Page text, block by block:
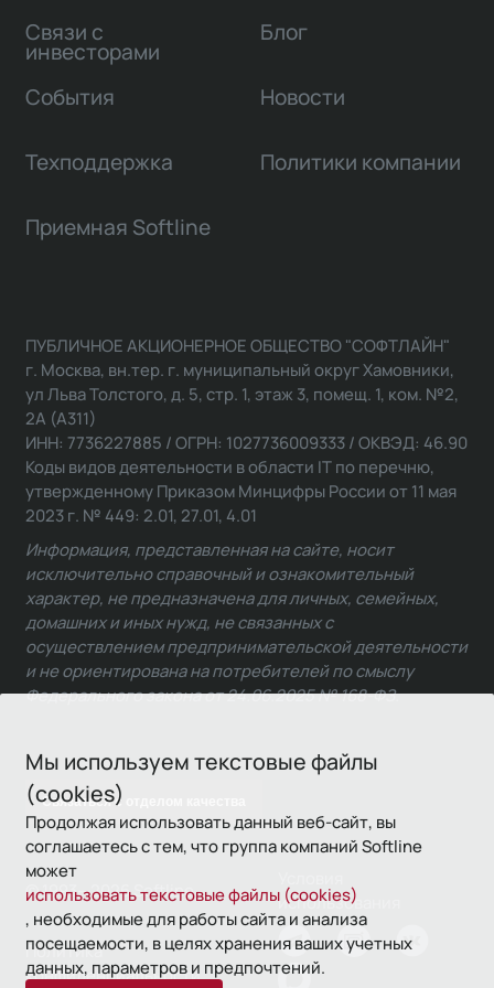
Мы используем текстовые файлы
(cookies)
Продолжая использовать данный веб-сайт, вы
соглашаетесь с тем, что группа компаний Softline
может
использовать текстовые файлы (cookies)
, необходимые для работы сайта и анализа
посещаемости, в целях хранения ваших учетных
данных, параметров и предпочтений.
Связи с
инвесторами
Блог
События Новости
Техподдержка Политики компании
Приемная Softline
Связаться с отделом качества
ПУБЛИЧНОЕ АКЦИОНЕРНОЕ ОБЩЕСТВО "СОФТЛАЙН"
г. Москва, вн.тер. г. муниципальный округ Хамовники,
ул Льва Толстого, д. 5, стр. 1, этаж 3, помещ. 1, ком. №2,
2А (А311)
ИНН: 7736227885 / ОГРН: 1027736009333 / ОКВЭД: 46.90
Коды видов деятельности в области IT по перечню,
утвержденному Приказом Минцифры России от 11 мая
2023 г. № 449: 2.01, 27.01, 4.01
Информация, представленная на сайте, носит
исключительно справочный и ознакомительный
характер, не предназначена для личных, семейных,
домашних и иных нужд, не связанных с
осуществлением предпринимательской деятельности
и не ориентирована на потребителей по смыслу
Федерального закона от 24.06.2025 № 168-ФЗ.
© 1993—2026 Softline
использования
Политика
конфиденциальности